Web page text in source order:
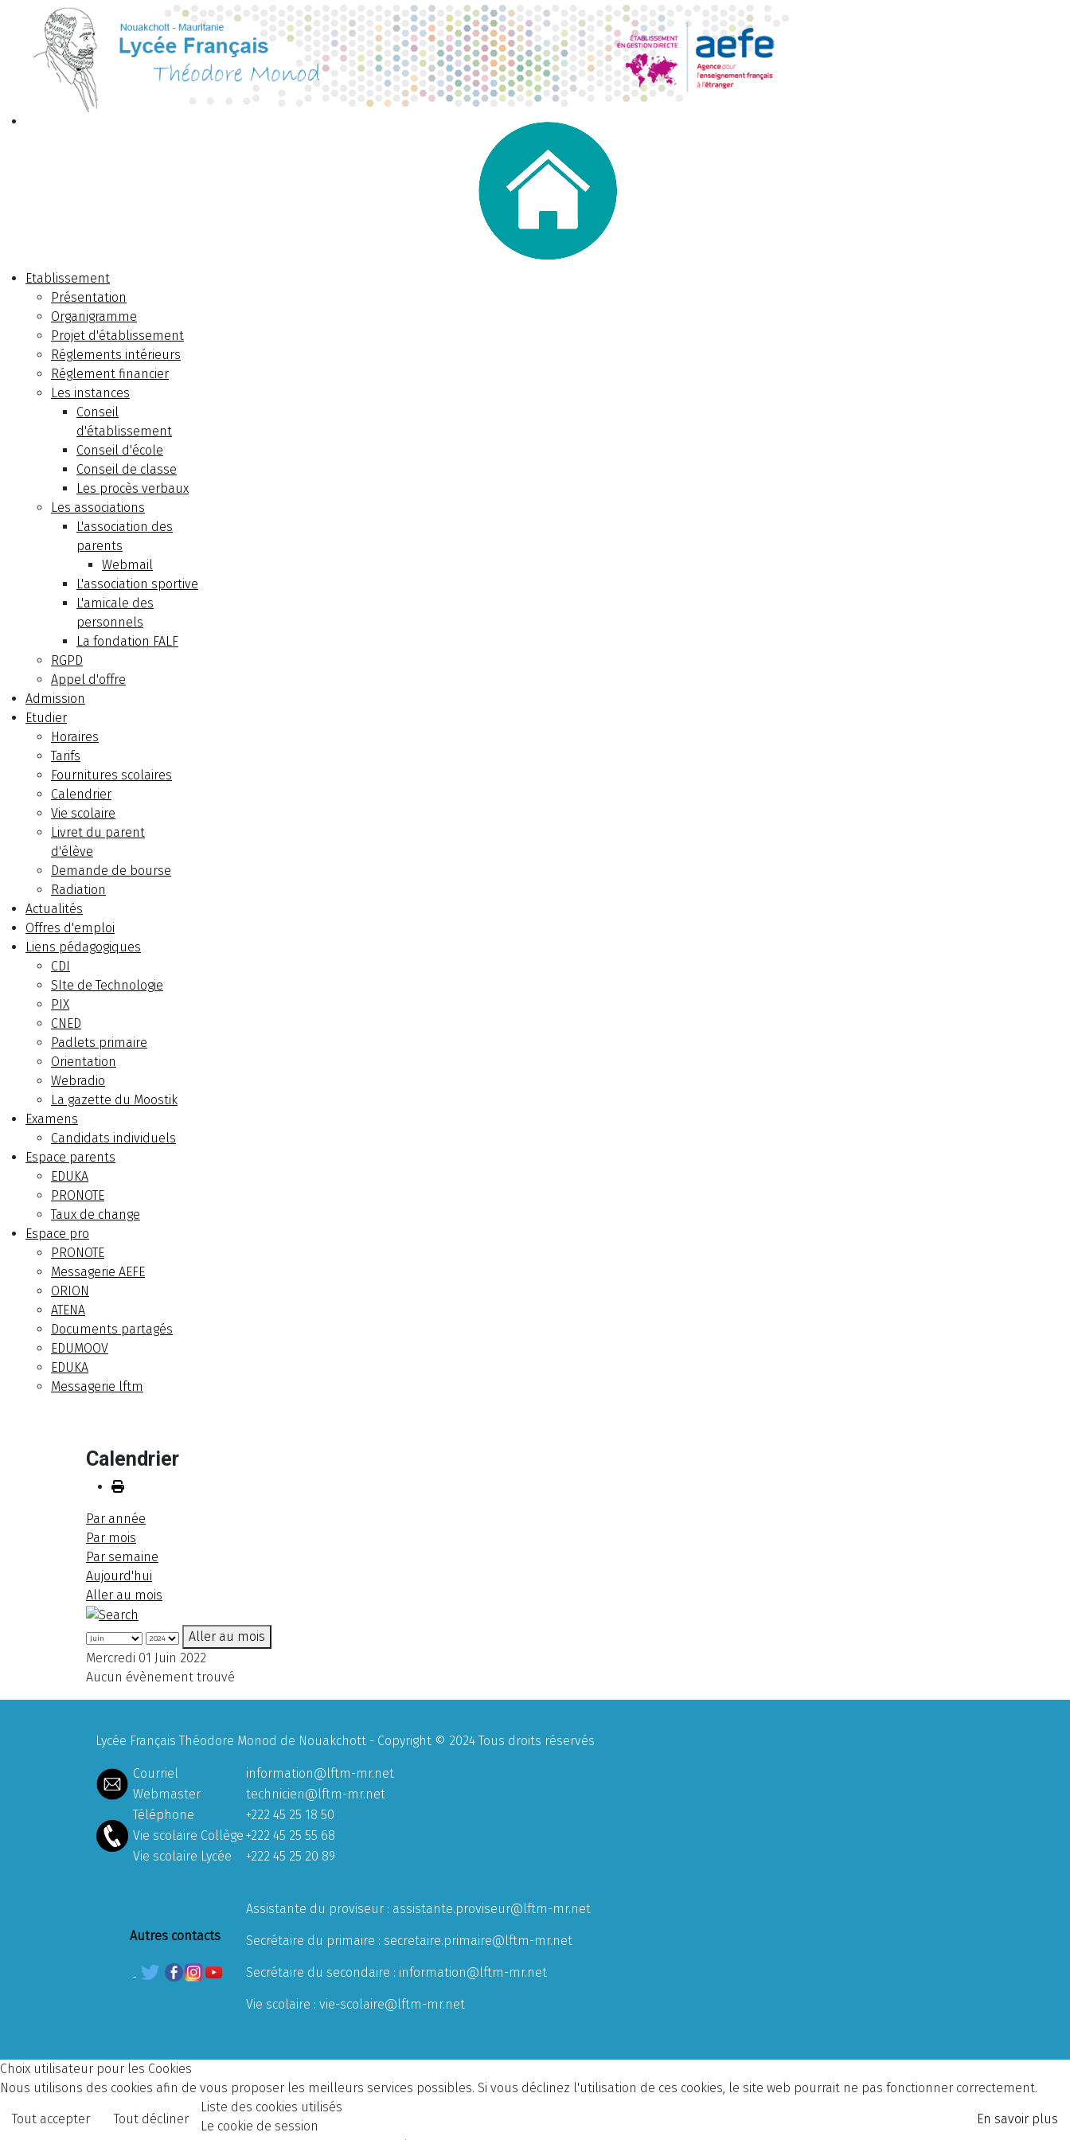
Etablissement
Présentation
Organigramme
Projet d'établissement
Réglements intérieurs
Réglement financier
Les instances
Conseil
d'établissement
Conseil d'école
Conseil de classe
Les procès verbaux
Les associations
L'association des
parents
Webmail
L'association sportive
L'amicale des
personnels
La fondation FALF
RGPD
Appel d'offre
Admission
Etudier
Horaires
Tarifs
Fournitures scolaires
Calendrier
Vie scolaire
Livret du parent
d'élève
Demande de bourse
Radiation
Actualités
Offres d'emploi
Liens pédagogiques
CDI
SIte de Technologie
PIX
CNED
Padlets primaire
Orientation
Webradio
La gazette du Moostik
Examens
Candidats individuels
Espace parents
EDUKA
PRONOTE
Taux de change
Espace pro
PRONOTE
Messagerie AEFE
ORION
ATENA
Documents partagés
EDUMOOV
EDUKA
Messagerie lftm
Calendrier
Par année
Par mois
Par semaine
Aujourd'hui
Aller au mois
Aller au mois
Mercredi 01 Juin 2022
Aucun évènement trouvé
Lycée Français Théodore Monod de Nouakchott - Copyright © 2024 Tous droits réservés
Courriel
information@lftm-mr.net
Webmaster
technicien@lftm-mr.net
Téléphone
+222 45 25 18 50
Vie scolaire Collège +222 45 25 55 68
Vie scolaire Lycée
+222 45 25 20 89
Autres contacts
Assistante du proviseur : assistante.proviseur@lftm-mr.net
Secrétaire du primaire : secretaire.primaire@lftm-mr.net
Secrétaire du secondaire : information@lftm-mr.net
Vie scolaire : vie-scolaire@lftm-mr.net
Choix utilisateur pour les Cookies
Nous utilisons des cookies afin de vous proposer les meilleurs services possibles. Si vous déclinez l'utilisation de ces cookies, le site web pourrait ne pas fonctionner correctement.
Tout accepter Tout décliner En savoir plus
Liste des cookies utilisés
Le cookie de session